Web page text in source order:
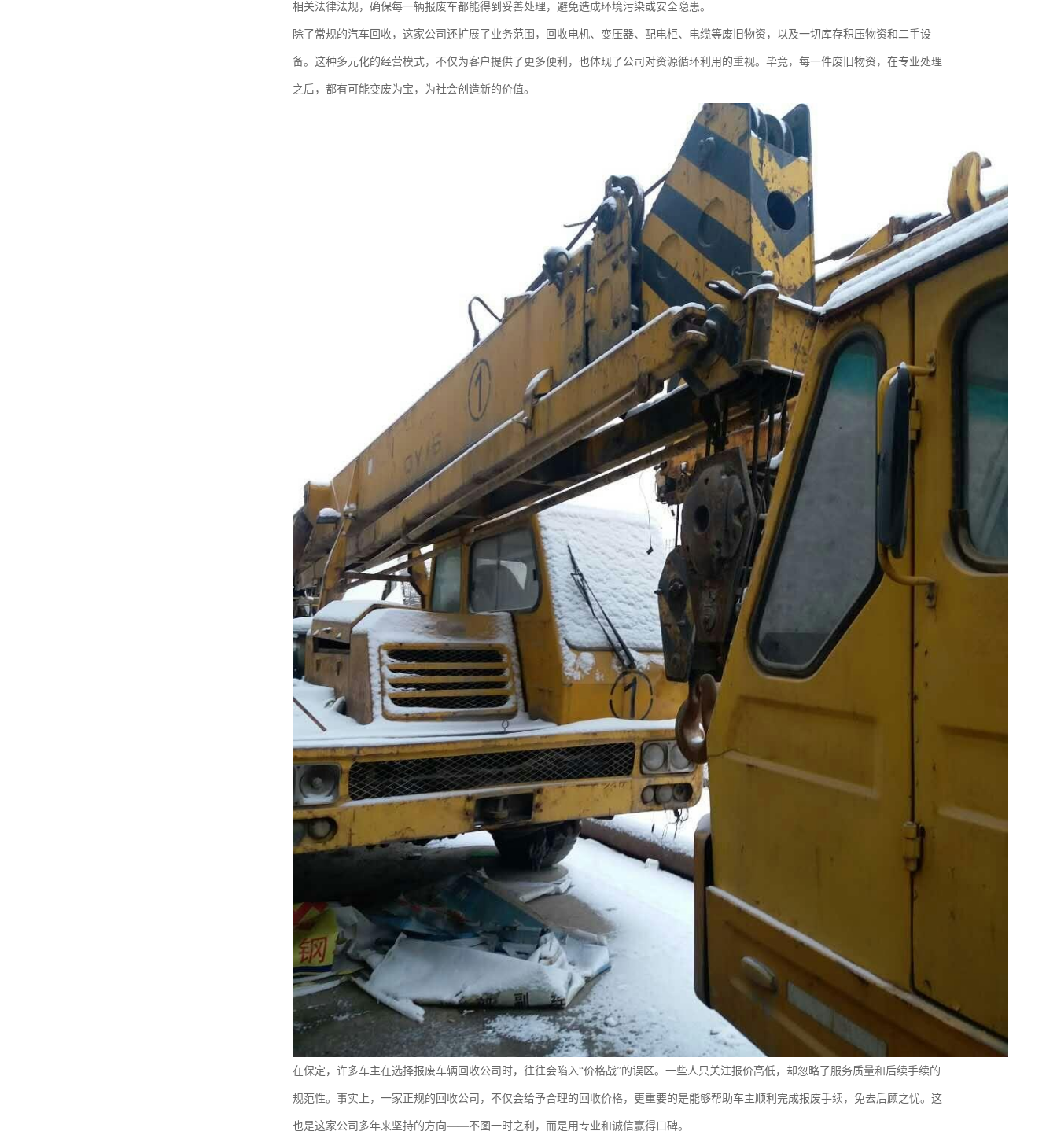
相关法律法规，确保每一辆报废车都能得到妥善处理，避免造成环境污染或安全隐患。
除了常规的汽车回收，这家公司还扩展了业务范围，回收电机、变压器、配电柜、电缆等废旧物资，以及一切库存积压物资和二手设
备。这种多元化的经营模式，不仅为客户提供了更多便利，也体现了公司对资源循环利用的重视。毕竟，每一件废旧物资，在专业处理
之后，都有可能变废为宝，为社会创造新的价值。
在保定，许多车主在选择报废车辆回收公司时，往往会陷入“价格战”的误区。一些人只关注报价高低，却忽略了服务质量和后续手续的
规范性。事实上，一家正规的回收公司，不仅会给予合理的回收价格，更重要的是能够帮助车主顺利完成报废手续，免去后顾之忧。这
也是这家公司多年来坚持的方向——不图一时之利，而是用专业和诚信赢得口碑。